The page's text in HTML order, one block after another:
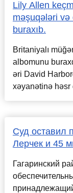
Lily Allen
məşuqələri və
buraxıb.
Britaniyalı
albomunu
əri David
xəyanətinə həsr
Суд оставил
Лерчек и 45
Гагаринский